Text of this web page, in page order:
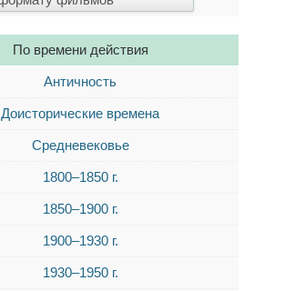
По времени действия
Античность
Доисторические времена
Средневековье
1800–1850 г.
1850–1900 г.
1900–1930 г.
1930–1950 г.